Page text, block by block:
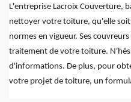
L'entreprise Lacroix Couverture,
nettoyer votre toiture, qu'elle
normes en vigueur. Ses
traitement de votre toiture.
d'informations. De plus, pour
votre projet de toiture, un